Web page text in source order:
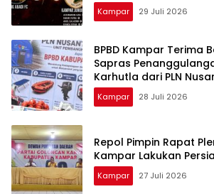
Kampar 29 Juli 2026
BPBD Kampar Terima
Sapras
Karhutla dari PLN
Kampar 28 Juli 2026
Repol Pimpin Rapat
Kampar Lakukan
Kampar 27 Juli 2026